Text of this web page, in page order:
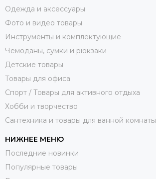
Одежда и аксессуары
Фото и видео товары
Инструменты и комплектующие
Чемоданы, сумки и рюкзаки
Детские товары
Товары для офиса
Спорт / Товары для активного отдыха
Хобби и творчество
Сантехника и товары для ванной комнаты
НИЖНЕЕ МЕНЮ
Последние новинки
Популярные товары